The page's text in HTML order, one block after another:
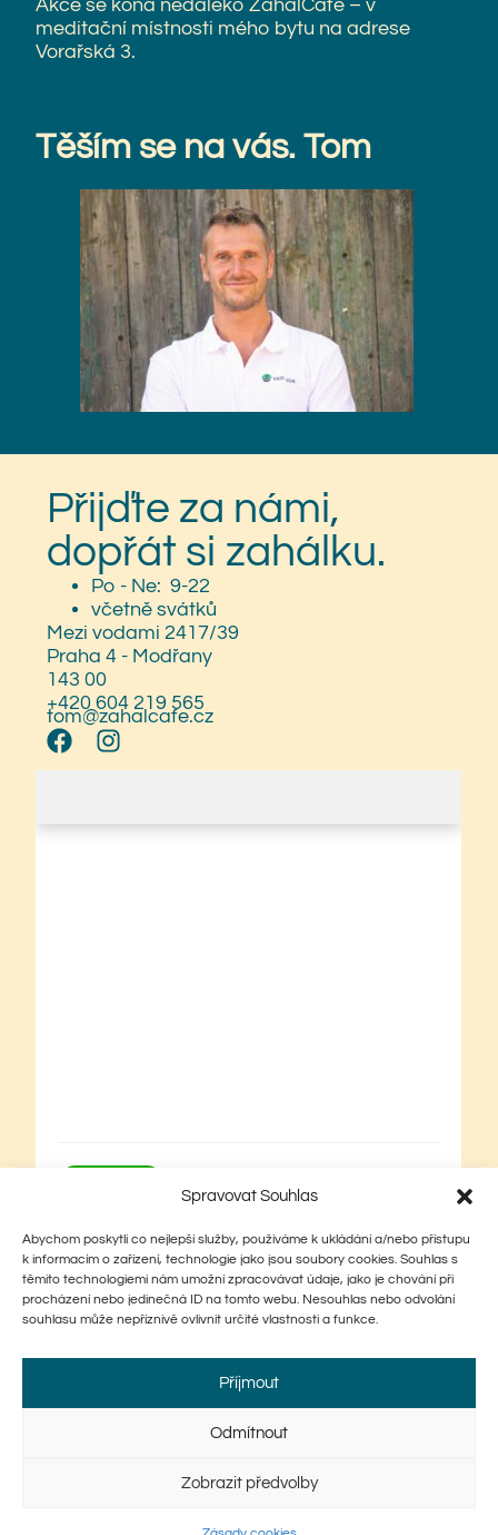
Spravovat Souhlas
Abychom poskytli co nejlepší služby, používáme k ukládání a/nebo přístupu
k informacím o zařízení, technologie jako jsou soubory cookies. Souhlas s
těmito technologiemi nám umožní zpracovávat údaje, jako je chování při
procházení nebo jedinečná ID na tomto webu. Nesouhlas nebo odvolání
souhlasu může nepříznivě ovlivnit určité vlastnosti a funkce.
Příjmout
Odmítnout
Zobrazit předvolby
Akce se koná nedaleko ZahálCafé – v
meditační místnosti mého bytu na adrese
Vorařská 3.
Těším se na vás. Tom
Přijďte za námi,
dopřát si zahálku.
Po - Ne: 9-22
včetně svátků
Mezi vodami 2417/39
Praha 4 - Modřany
143 00
+420 604 219 565
tom@zahalcafe.cz